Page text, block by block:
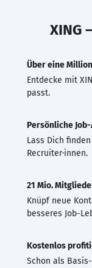
XING
Über eine
Entdecke mit
passt.
Persönliche
Lass Dich
Recruiter·innen.
21 Mio.
Knüpf neue
besseres Job-
Kostenlos
Schon als